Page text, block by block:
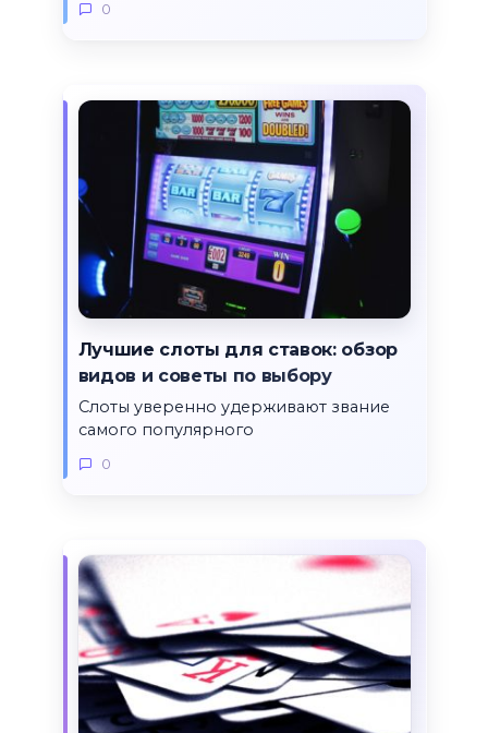
0
Лучшие слоты для ставок: обзор
видов и советы по выбору
Слоты уверенно удерживают звание
самого популярного
0